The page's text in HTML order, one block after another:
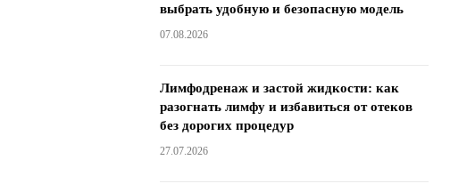
выбрать удобную и безопасную модель
07.08.2026
Лимфодренаж и застой жидкости: как
разогнать лимфу и избавиться от отеков
без дорогих процедур
27.07.2026